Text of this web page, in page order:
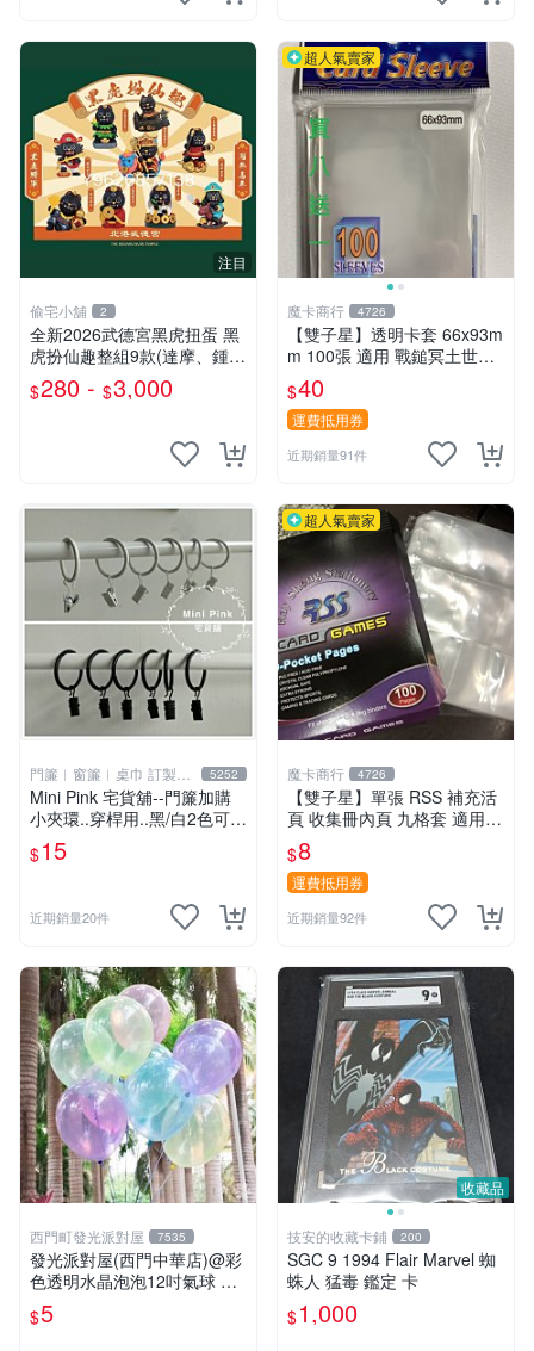
注目
偷宅小舖 2
￼全新2026武德宮黑虎扭蛋 黑
虎扮仙趣整組9款(達摩、鍾
馗、神農大帝、地藏王、三太
子、關公、觀音、太陽星君、
$280 - $3,000
超人氣賣家
魔卡商行 4726
【雙子星】透明卡套 66x93m
m 100張 適用 戰鎚冥土世界
希德塔 卡片 第1層
$40
運費抵用券
近期銷量91件
門簾︱窗簾︱桌巾 訂製販
售
5252
Mini Pink 宅貨舖--門簾加購
小夾環..穿桿用..黑/白2色可選
【K000】不單獨販售
$15
近期銷量20件
超人氣賣家
魔卡商行 4726
【雙子星】單張 RSS 補充活
頁 收集冊內頁 九格套 適用 P
TCG ws 鋼彈 迪士尼 柯南 哥
吉拉
$8
運費抵用券
近期銷量92件
西門町發光派對屋 7535
發光派對屋(西門中華店)@彩
色透明水晶泡泡12吋氣球 透
明彩色氣球
$5
收藏品
技安的收藏卡鋪 200
SGC 9 1994 Flair Marvel 蜘
蛛人 猛毒 鑑定 卡
$1,000